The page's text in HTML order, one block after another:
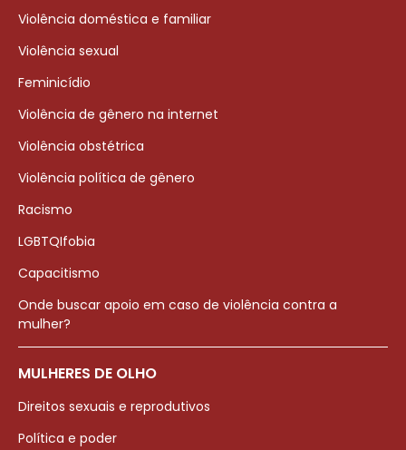
Violência doméstica e familiar
Violência sexual
Feminicídio
Violência de gênero na internet
Violência obstétrica
Violência política de gênero
Racismo
LGBTQIfobia
Capacitismo
Onde buscar apoio em caso de violência contra a
mulher?
MULHERES DE OLHO
Direitos sexuais e reprodutivos
Política e poder